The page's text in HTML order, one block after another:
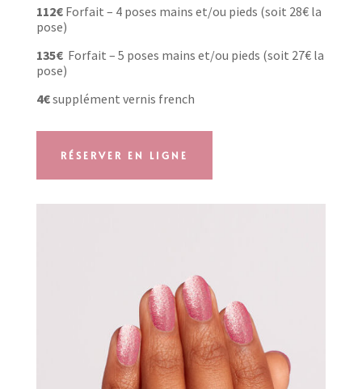
112€Forfait – 4 poses mains et/ou pieds (soit 28€ la
pose)
135€ Forfait – 5 poses mains et/ou pieds (soit 27€ la
pose)
4€supplément vernis french
RÉSERVER EN LIGNE